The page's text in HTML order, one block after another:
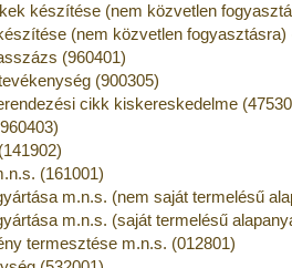
készítése (nem közvetlen
(nem közvetlen fogyasztásra)
(960401)
(900305)
cikk kiskereskedelme
(161001)
m.n.s. (nem saját termelésű
m.n.s. (saját termelésű
termesztése m.n.s. (012801)